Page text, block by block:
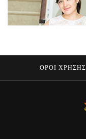
ΟΡΟΙ ΧΡΗΣΗΣ